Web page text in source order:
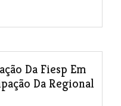
Da Fiesp Em
Da Regional